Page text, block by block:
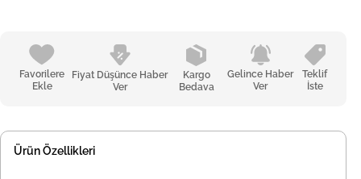
Favorilere
Ekle
Fiyat Düşünce Haber
Ver
Kargo
Bedava
Gelince Haber
Ver
Teklif
İste
Ürün Özellikleri